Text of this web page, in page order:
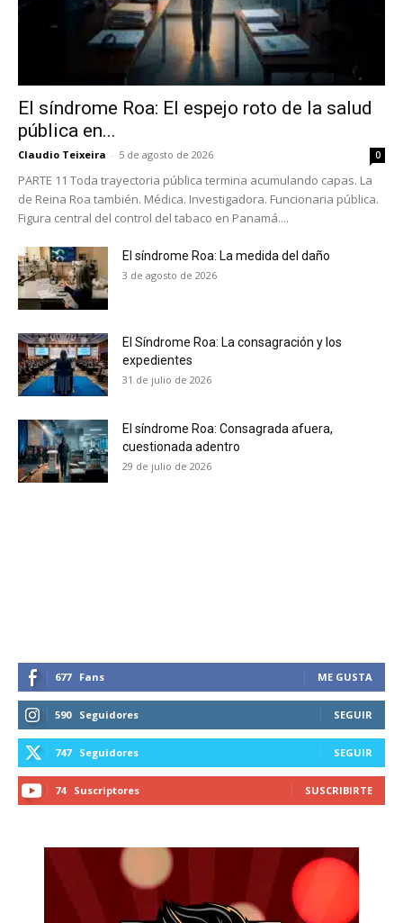
No te pierdas de las
últimas noticias
tobacco harm reduction in your email.
El síndrome Roa: El espejo roto de la salud
pública en...
Claudio Teixeira - 5 de agosto de 2026 0
PARTE 11 Toda trayectoria pública termina acumulando capas. La
de Reina Roa también. Médica. Investigadora. Funcionaria pública.
Figura central del control del tabaco en Panamá....
El síndrome Roa: La medida del daño
3 de agosto de 2026
El Síndrome Roa: La consagración y los
expedientes
31 de julio de 2026
El síndrome Roa: Consagrada afuera,
cuestionada adentro
29 de julio de 2026
677 Fans ME GUSTA
590 Seguidores SEGUIR
747 Seguidores SEGUIR
74 Suscriptores SUSCRIBIRTE